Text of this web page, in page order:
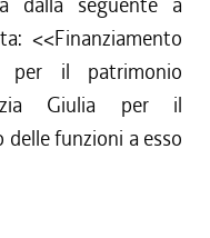
<<Finanziamento
per il patrimonio
Giulia per il
funzioni a esso